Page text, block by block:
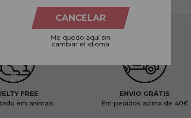
FREE
em animais
ENVIO GRÁTIS
Em pedidos acima de 40€
CANCELAR
Me quedo aquí sin
cambiar el idioma